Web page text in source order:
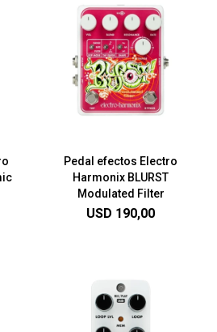
Pedal efectos Electro
Harmonix BLURST
Modulated Filter
USD 190,00